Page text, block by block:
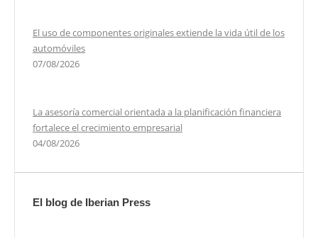
El uso de componentes originales extiende la vida útil de los
automóviles
07/08/2026
La asesoría comercial orientada a la planificación financiera
fortalece el crecimiento empresarial
04/08/2026
El blog de Iberian Press